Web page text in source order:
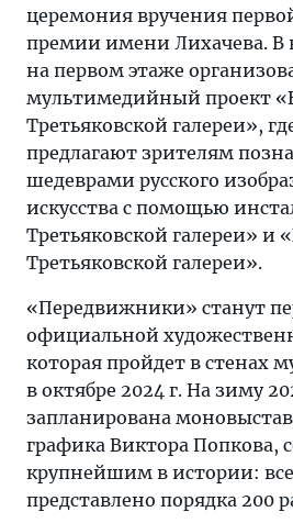
церемония вручения
премии имени Лихачева. В
на первом этаже
мультимедийный проект
Третьяковской галереи»,
предлагают зрителям
шедеврами русского
искусства с помощью
Третьяковской галереи» и
Третьяковской галереи».
«Передвижники» станут
официальной
которая пройдет в стенах
в октябре 2024 г. На зиму
запланирована
графика Виктора Попкова,
крупнейшим в истории:
представлено порядка 200